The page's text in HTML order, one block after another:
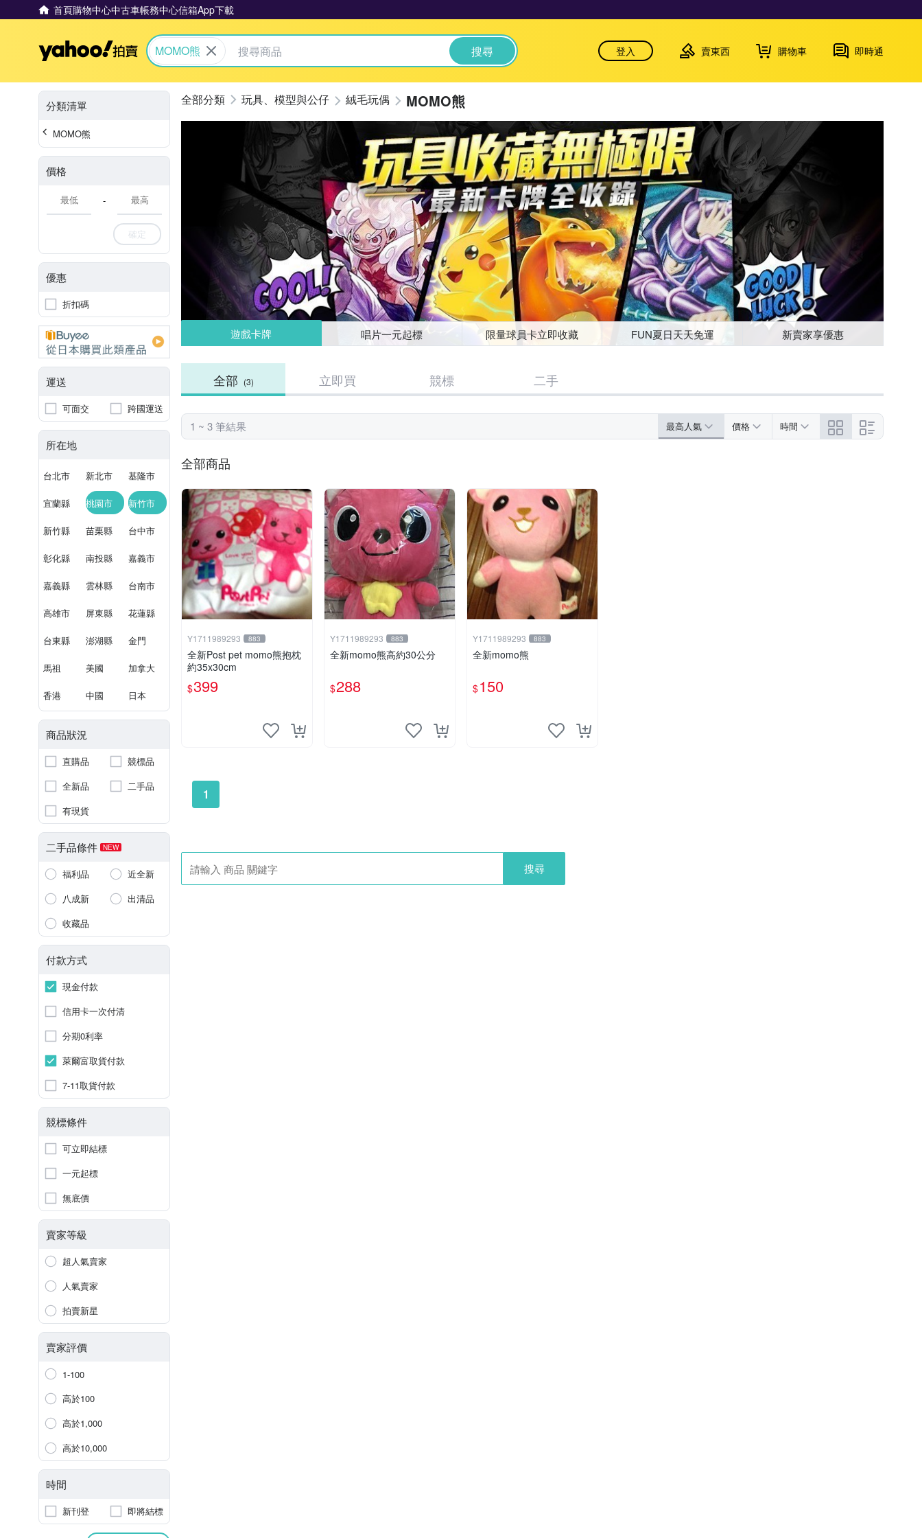
首頁購物中心中古車帳務中心信箱App下載
Yahoo拍賣
MOMO熊 搜尋 登入 賣東西 購物車 即時通
分類清單
MOMO熊
價格
-
確定
優惠
折扣碼
運送
可面交 跨國運送
所在地
台北市 新北市 基隆市
宜蘭縣 桃園市 新竹市
新竹縣 苗栗縣 台中市
彰化縣 南投縣 嘉義市
嘉義縣 雲林縣 台南市
高雄市 屏東縣 花蓮縣
台東縣 澎湖縣 金門
馬祖 美國 加拿大
香港 中國 日本
商品狀況
直購品
競標品
全新品
二手品
有現貨
二手品條件 NEW
福利品
近全新
八成新
出清品
收藏品
付款方式
現金付款
信用卡一次付清
分期0利率
萊爾富取貨付款
7-11取貨付款
競標條件
可立即結標
一元起標
無底價
賣家等級
超人氣賣家
人氣賣家
拍賣新星
賣家評價
1-100
高於100
高於1,000
高於10,000
時間
新刊登 即將結標
玩具、模型與公仔 絨毛玩偶 MOMO熊
遊戲卡牌 唱片一元起標 限量球員卡立即收藏 FUN夏日天天免運 新賣家享優惠
全部 (3) 立即買 競標 二手
1 ~ 3 筆結果 最高人氣 價格 時間
全部商品
Y1711989293 883
全新Post pet momo熊抱枕
約35x30cm
$399
Y1711989293 883
全新momo熊高約30公分
$288
Y1711989293 883
全新momo熊
$150
1
搜尋